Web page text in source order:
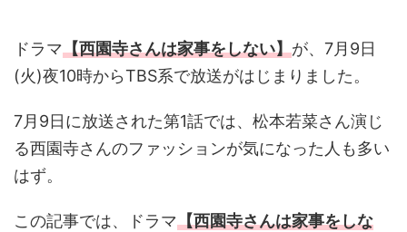
ドラマ【西園寺さんは家事をしない】が、7月9日
(火)夜10時からTBS系で放送がはじまりました。
7月9日に放送された第1話では、松本若菜さん演じ
る西園寺さんのファッションが気になった人も多い
はず。
この記事では、ドラマ【西園寺さんは家事をしな